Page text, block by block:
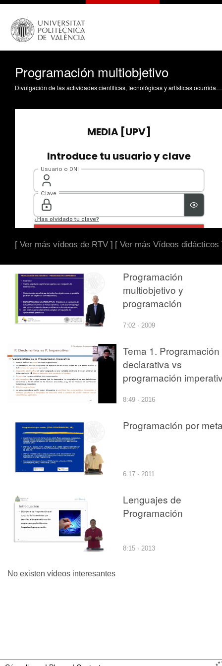
Programación multiobjetivo
Divulgación de las actividades científicas, tecnológicas y artísticas ocurridas en los tres campus de la UPV
[ Ver más vídeos de RTV ] [ Ver más Vídeos didácticos
Programación
multiobjetivo y
programación
7:02 · 2009
Tema 1. Programación
declarativa vs
programación
8:49 · 2016
Programación por
6:17 · 2011
Lenguajes de
Programación
8:15 · 2013
No existen vídeos interesantes